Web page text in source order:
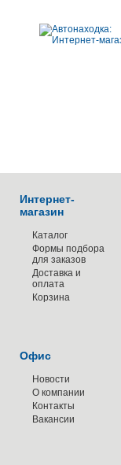
Интернет-
магазин
Каталог
Формы подбора
для заказов
Доставка и
оплата
Корзина
Офис
Новости
О компании
Контакты
Вакансии